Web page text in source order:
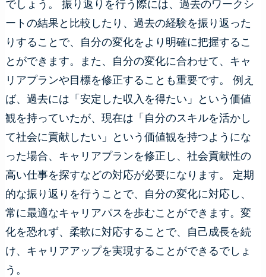
でしょう。 振り返りを行う際には、過去のワークシ
ートの結果と比較したり、過去の経験を振り返った
りすることで、自分の変化をより明確に把握するこ
とができます。また、自分の変化に合わせて、キャ
リアプランや目標を修正することも重要です。 例え
ば、過去には「安定した収入を得たい」という価値
観を持っていたが、現在は「自分のスキルを活かし
て社会に貢献したい」という価値観を持つようにな
った場合、キャリアプランを修正し、社会貢献性の
高い仕事を探すなどの対応が必要になります。 定期
的な振り返りを行うことで、自分の変化に対応し、
常に最適なキャリアパスを歩むことができます。変
化を恐れず、柔軟に対応することで、自己成長を続
け、キャリアアップを実現することができるでしょ
う。